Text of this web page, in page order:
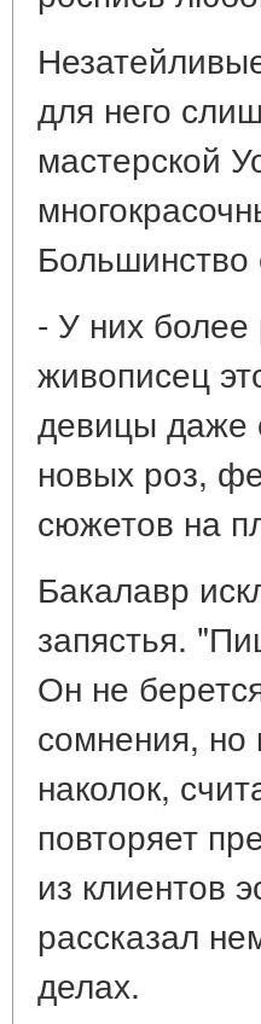
для него
мастерской
Большинство
- У них более
живописец
девицы даже
новых роз,
сюжетов на
Бакалавр
запястья.
Он не
сомнения, но
наколок,
повторяет
из клиентов
рассказал
делах.